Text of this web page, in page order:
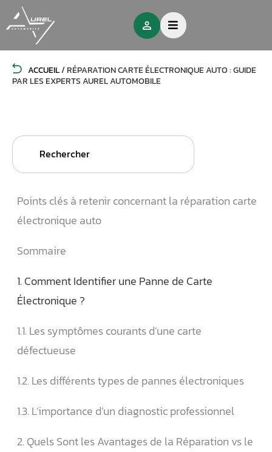
ACCUEIL/RÉPARATION CARTE ÉLECTRONIQUE AUTO : GUIDE
PAR LES EXPERTS AUREL AUTOMOBILE
Search
Points clés à retenir concernant la réparation carte
électronique auto
Sommaire
1. Comment Identifier une Panne de Carte
Électronique ?
1.1. Les symptômes courants d’une carte
défectueuse
1.2. Les différents types de pannes électroniques
1.3. L’importance d’un diagnostic professionnel
2. Quels Sont les Avantages de la Réparation vs le